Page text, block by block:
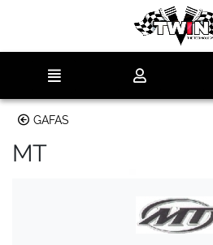
Ir al contenido principal de la página
GAFAS
MT